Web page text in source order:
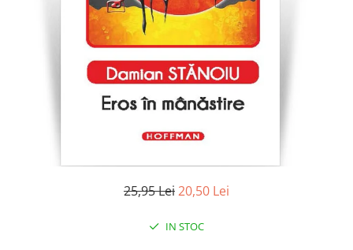
Publicistica / Reportaje / Interviuri
25,95 Lei20,50 Lei
IN STOC